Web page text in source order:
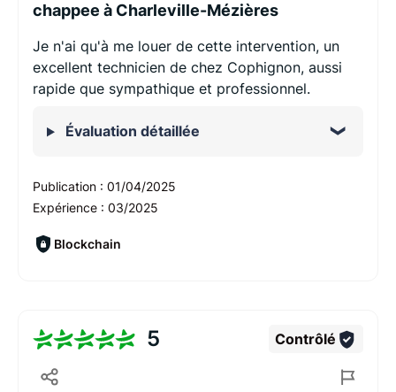
chappee à Charleville-Mézières
Je n'ai qu'à me louer de cette intervention, un
excellent technicien de chez Cophignon, aussi
rapide que sympathique et professionnel.
Évaluation détaillée
Publication : 01/04/2025
Expérience : 03/2025
Blockchain
5 Contrôlé